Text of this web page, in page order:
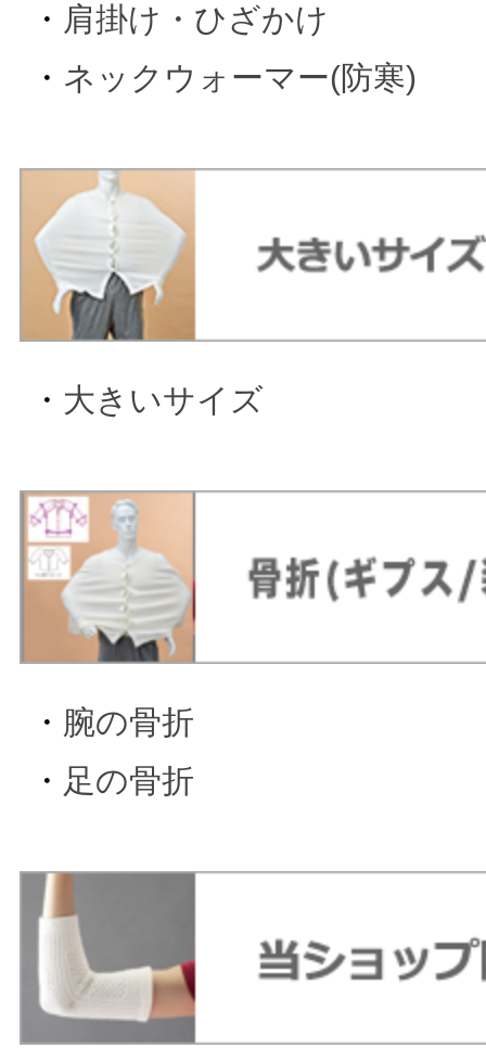
・ 肩掛け・ひざかけ
・ ネックウォーマー(防寒)
・ 大きいサイズ
・ 腕の骨折
・ 足の骨折